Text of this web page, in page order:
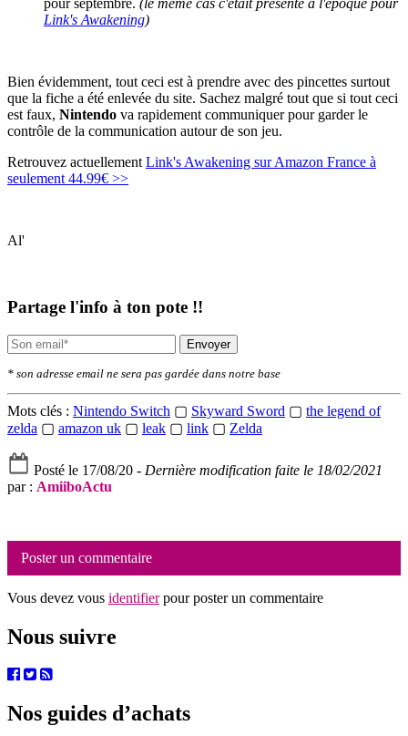
pour septembre. (le même cas c'était présenté à l'époque pour
Link's Awakening)
Bien évidemment, tout ceci est à prendre avec des pincettes surtout
que la fiche a été enlevée du site. Sachez malgré tout que si tout ceci
est faux, Nintendo va rapidement communiquer pour garder le
contrôle de la communication autour de son jeu.
Retrouvez actuellementLink's Awakening sur Amazon France à
seulement 44.99€ >>
Al'
Partage l'info à ton pote !!
Envoyer
* son adresse email ne sera pas gardée dans notre base
Mots clés : Nintendo Switch ▢ Skyward Sword ▢ the legend of
zelda ▢ amazon uk ▢ leak ▢ link ▢ Zelda
Posté le 17/08/20 - Dernière modification faite le 18/02/2021
par : AmiiboActu
Poster un commentaire
Vous devez vous identifierpour poster un commentaire
Nous suivre
Nos guides d’achats